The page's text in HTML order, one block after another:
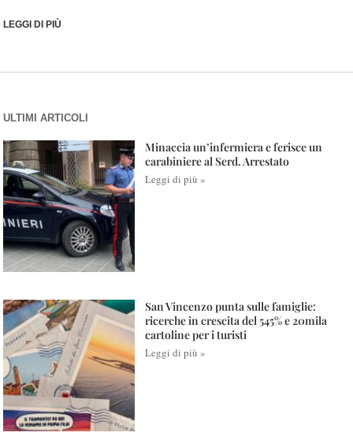
LEGGI DI PIÙ
ULTIMI ARTICOLI
Minaccia un’infermiera e ferisce un
carabiniere al Serd. Arrestato
Leggi di più »
San Vincenzo punta sulle famiglie:
ricerche in crescita del 545% e 20mila
cartoline per i turisti
Leggi di più »